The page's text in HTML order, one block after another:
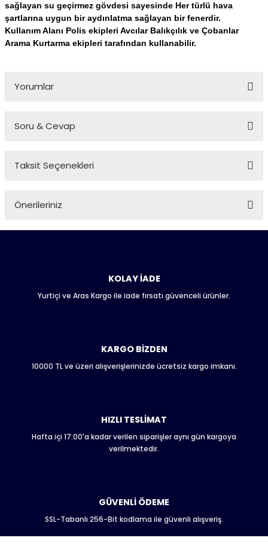
sağlayan su geçirmez gövdesi sayesinde Her türlü hava
şartlarına uygun bir aydınlatma sağlayan bir fenerdir.
Kullanım Alanı Polis ekipleri Avcılar Balıkçılık ve Çobanlar
Arama Kurtarma ekipleri tarafından kullanabilir.
Yorumlar
Soru & Cevap
Ürün hakkında henüz soru sorulmamış.
Taksit Seçenekleri
Önerileriniz
Bu ürünün fiyat bilgisi, resim, ürün açıklamalarında ve diğer
Ürün resmi kalitesiz, bozuk veya görüntülenemiyor.
Ürün fiyatı diğer sitelerden daha pahalı.
Bu ürüne benzer farklı alternatifler olmalı.
Gönder
KOLAY İADE
Yurtiçi ve Aras Kargo ile iade fırsatı güvenceli ürünler.
KARGO BİZDEN
10000 TL ve üzeri alışverişlerinizde ücretsiz kargo imkanı.
HIZLI TESLİMAT
Hafta içi 17:00'a kadar verilen siparişler aynı gün kargoya
verilmektedir.
GÜVENLİ ÖDEME
SSL-Tabanlı 256-Bit kodlama ile güvenli alışveriş.